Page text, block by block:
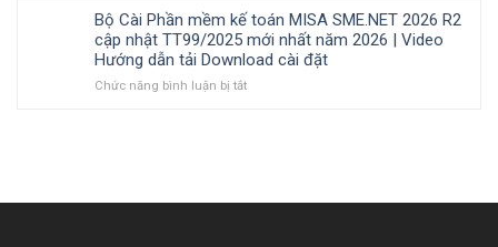
cài
đặt
kinh
doanh,
cá
nhân
kinh
nhật
TT99/2025
mới
nhất
năm
tải
trong
doanh
nghiệp
xây
lắp
giá
phần
mềm
Kế
toán
Bộ Cài Phần mềm kế toán MISA SME.NET 2026 R2
cập nhật TT99/2025 mới nhất năm 2026 | Video
Hướng dẫn tải Download cài đặt
Chức năng bình luận bị tắtở